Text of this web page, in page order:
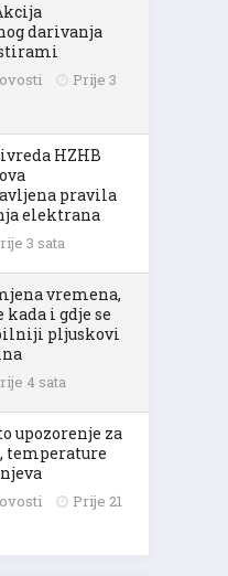
darivanja
Prije 3
HZHB
pravila
elektrana
3 sata
vremena,
kada i gdje se
pljuskovi
4 sata
upozorenje za
temperature
Prije 21